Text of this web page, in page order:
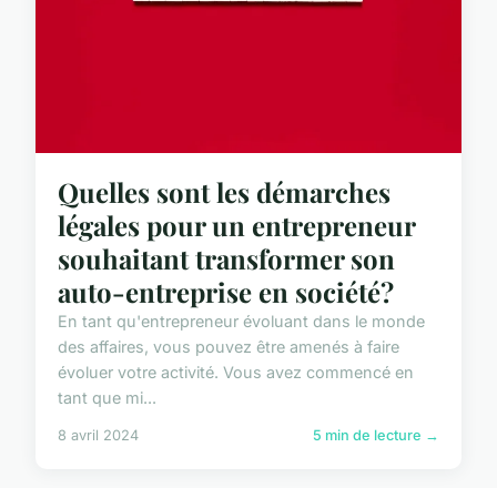
Quelles sont les démarches
légales pour un entrepreneur
souhaitant transformer son
auto-entreprise en société?
En tant qu'entrepreneur évoluant dans le monde
des affaires, vous pouvez être amenés à faire
évoluer votre activité. Vous avez commencé en
tant que mi...
8 avril 2024 5 min de lecture →